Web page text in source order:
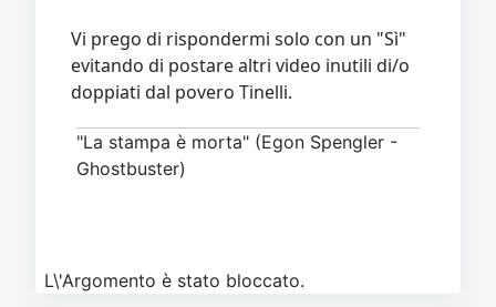
Vi prego di rispondermi solo con un "Sì"
evitando di postare altri video inutili di/o
doppiati dal povero Tinelli.
"La stampa è morta" (Egon Spengler -
Ghostbuster)
L\'Argomento è stato bloccato.